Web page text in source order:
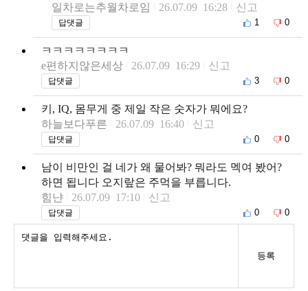
일차로는추월차로임
26.07.09 16:28 신고
답댓글 1 0
ㅋㅋㅋㅋㅋㅋㅋㅋ
e편하지않은세상
26.07.09 16:29 신고
답댓글 3 0
키, IQ, 몸무게 중 제일 작은 숫자가 뭐에요?
하늘보다푸른
26.07.09 16:40 신고
답댓글 0 0
남이 비만인 걸 네가 왜 물어봐? 뭐라도 멕여 봤어?
하면 됩니다 오지랖은 주먹을 부릅니다.
힘냔
26.07.09 17:10 신고
답댓글 0 0
등록